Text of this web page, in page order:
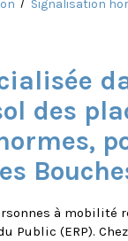
Signalisation
des
à mobilité
Public (ERP). Chez